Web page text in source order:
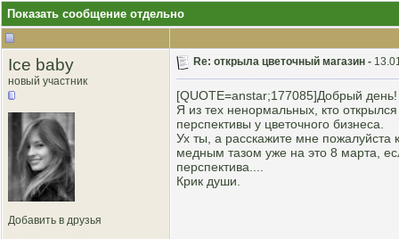
Показать сообщение отдельно
Ice baby
новый участник
Добавить в друзья
Re: открыла цветочный магазин -
[QUOTE=anstar;177085]Добрый
Я из тех ненормальных, кто
перспективы у цветочного бизнеса.
Ух ты, а расскажите мне пожалуйста
медным тазом уже на это 8 марта,
перспектива....
Крик души.